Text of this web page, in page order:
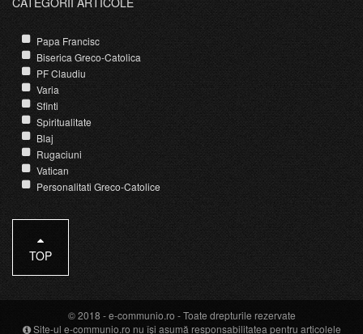
Papa Francisc
Biserica Greco-Catolica
PF Claudiu
Varia
Sfinti
Spiritualitate
Blaj
Rugaciuni
Vatican
Personalitati Greco-Catolice
TOP
© 2018 -e-communio.ro - Toate drepturile rezervate
Site-ul e-communio.ro nu își asumă responsabilitatea pentru articolele